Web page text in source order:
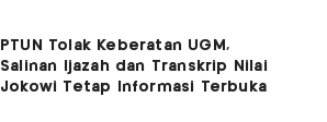
PTUN Tolak Keberatan UGM,
Salinan Ijazah dan Transkrip Nilai
Jokowi Tetap Informasi Terbuka